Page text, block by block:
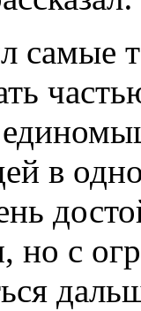
самые
в
но с